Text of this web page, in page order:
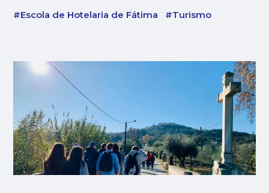
#Escola de Hotelaria de Fátima #Turismo